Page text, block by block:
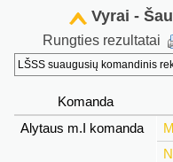
Vyrai -
Rungties rezultatai
LŠSS suaugusių komandinis
Komanda
Alytaus m.I komanda